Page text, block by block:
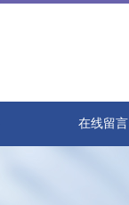
在线留言